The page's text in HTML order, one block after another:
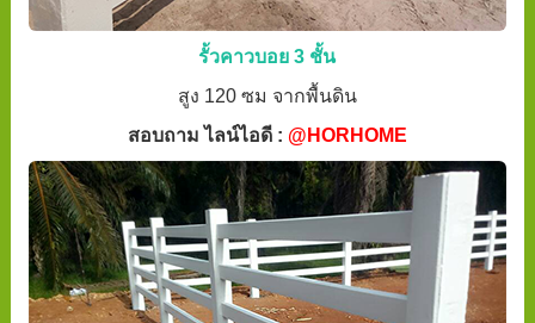
รั้วคาวบอย 3 ชั้น
สูง 120 ซม จากพื้นดิน
สอบถาม ไลน์ไอดี : @HORHOME